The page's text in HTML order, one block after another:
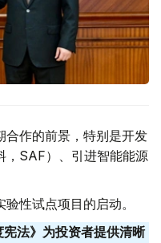
合作的前景，特别是开发
，SAF）、引进智能能源
性试点项目的启动。
法》为投资者提供清晰